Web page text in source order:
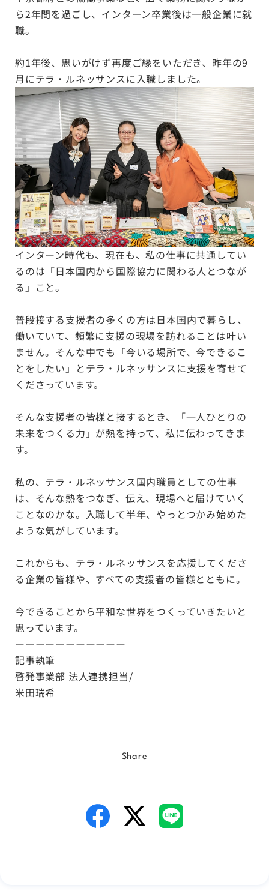
ら2年間を過ごし、インターン卒業後は一般企業に就
職。
約1年後、思いがけず再度ご縁をいただき、昨年の9
月にテラ・ルネッサンスに入職しました。
インターン時代も、現在も、私の仕事に共通してい
るのは「日本国内から国際協力に関わる人とつなが
る」こと。
普段接する支援者の多くの方は日本国内で暮らし、
働いていて、頻繁に支援の現場を訪れることは叶い
ません。そんな中でも「今いる場所で、今できるこ
とをしたい」とテラ・ルネッサンスに支援を寄せて
くださっています。
そんな支援者の皆様と接するとき、「一人ひとりの
未来をつくる力」が熱を持って、私に伝わってきま
す。
私の、テラ・ルネッサンス国内職員としての仕事
は、そんな熱をつなぎ、伝え、現場へと届けていく
ことなのかな。 入職して半年、やっとつかみ始めた
ような気がしています。
これからも、テラ・ルネッサンスを応援してくださ
る企業の皆様や、すべての支援者の皆様とともに。
今できることから平和な世界をつくっていきたいと
思っています。
ーーーーーーーーーーー
記事執筆
啓発事業部 法人連携担当/
米田瑞希
Share